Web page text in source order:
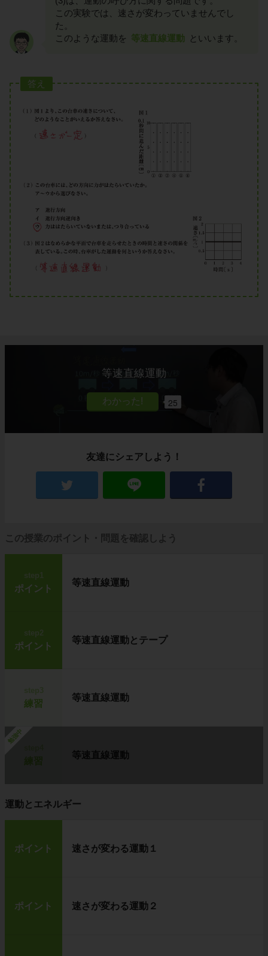
この実験では、速さが変わっていませんでし
た。
このような運動を 等速直線運動 といいます。
答え
等速直線運動
25
友達にシェアしよう！
この授業のポイント・問題を確認しよう
step1
ポイント
等速直線運動
step2
ポイント
等速直線運動とテープ
練習
等速直線運動
勉強中
等速直線運動
運動とエネルギー
ポイント 速さが変わる運動１
ポイント 速さが変わる運動２